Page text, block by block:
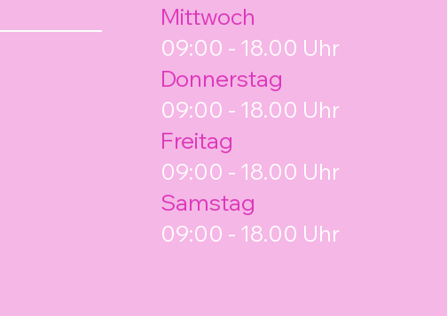
Mittwoch
09:00 - 18.00 Uhr
Donnerstag
09:00 - 18.00 Uhr
Freitag
09:00 - 18.00 Uhr
Samstag
09:00 - 18.00 Uhr